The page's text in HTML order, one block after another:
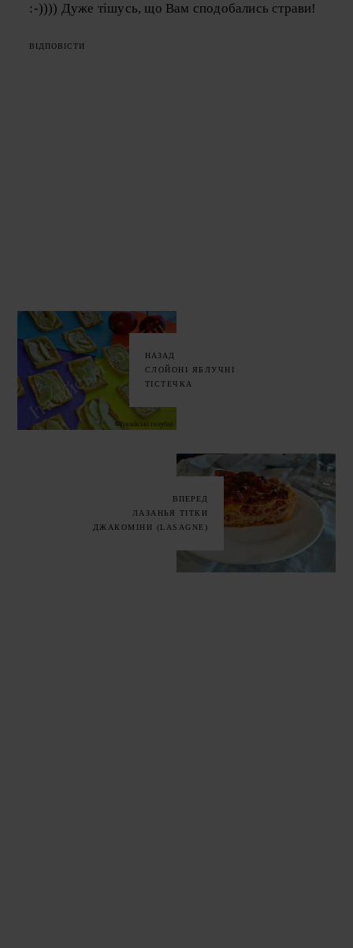
:-)))) Дуже тішусь, що Вам сподобались страви!
ВІДПОВІСТИ
НАЗАД
СЛОЙОНІ ЯБЛУЧНІ
ТІСТЕЧКА
ВПЕРЕД
ЛАЗАНЬЯ ТІТКИ
ДЖАКОМІНИ (LASAGNE)